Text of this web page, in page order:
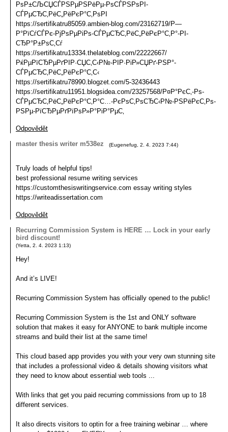
РѕР±СЉСЏСЃРЅРµРЅРёРµ-РѕСЃРЅРѕРІ-
СЃРµСЂС‚РёС„РёРєР°С‚РѕРІ
https://sertifikatru85059.ambien-blog.com/23162719/Р—
Р°РїСѓСЃРє-РјРѕРµРіРѕ-СЃРµСЂС‚РёС„РёРєР°С‚Р°-РІ-
СЂР°Р±РѕС‚Сѓ
https://sertifikatru13334.thelateblog.com/22222667/
РќРµРїСЂРµРґРІР·СЏС‚С‹Р№-РІР·РіР»СЏРґ-РЅР°-
СЃРµСЂС‚РёС„РёРєР°С‚С‹
https://sertifikatru78990.blogzet.com/5-32436443
https://sertifikatru11951.blogsidea.com/23257568/Р¤Р°РєС‚-Рѕ-
СЃРµСЂС‚РёС„РёРєР°С‚Р°С…-РєРѕС‚РѕСЂС‹Р№-РЅРёРєС‚Рѕ-
РЅРµ-РїСЂРµРґРїРѕР»Р°РіР°РµС‚
Odpovědět
master thesis writer m538ez
(Eugenefug 2. 4. 2023 7:44)
Truly loads of helpful tips!
best professional resume writing services
https://customthesiswritingservice.com essay writing styles
https://writeadissertation.com
Odpovědět
Recurring Commission System is HERE … Lock in your early
bird discount!
(Yetta 2. 4. 2023 1:13)
Hey!
And it’s LIVE!
Recurring Commission System has officially opened to the public!
Recurring Commission System is the 1st and ONLY software
solution that makes it easy for ANYONE to bank multiple income
streams and build their list at the same time!
This cloud based app provides you with your very own stunning site
that includes a professional video & details showing visitors what
they need to know about essential web tools ...
With links that get you paid recurring commissions from up to 18
different services.
It also directs visitors to optin for a free training webinar … where